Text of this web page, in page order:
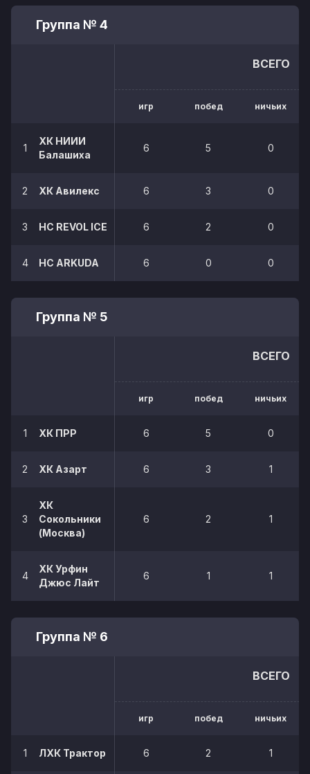
Группа № 4
ВСЕГО
игр побед ничьих
1
ХК НИИИ
Балашиха
6 5 0
2 ХК Авилекс 6 3 0
3 НС REVOL ICE 6 2 0
4 HC ARKUDA 6 0 0
Группа № 5
ВСЕГО
игр побед ничьих
1 ХК ПРР 6 5 0
2 ХК Азарт 6 3 1
3
ХК
Сокольники
(Москва)
6 2 1
4
ХК Урфин
Джюс Лайт
6 1 1
Группа № 6
ВСЕГО
игр побед ничьих
1 ЛХК Трактор 6 2 1